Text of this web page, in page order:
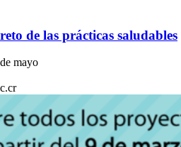
de las prácticas saludables
mayo